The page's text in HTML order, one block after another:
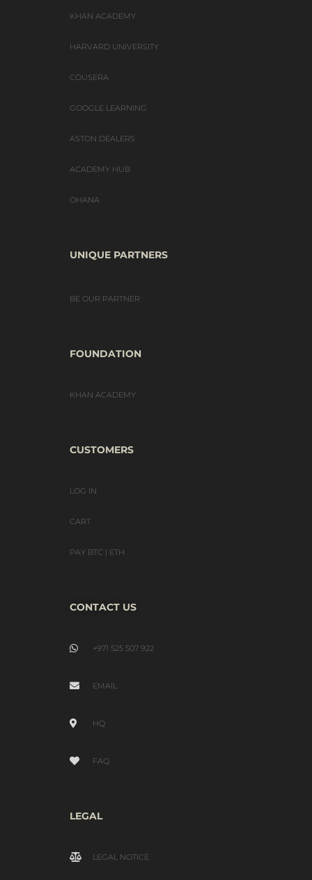
KHAN ACADEMY
HARVARD UNIVERSITY
COUSERA
GOOGLE LEARNING
ASTON DEALERS
ACADEMY HUB
OHANA
UNIQUE PARTNERS
BE OUR PARTNER
FOUNDATION
KHAN ACADEMY
CUSTOMERS
LOG IN
CART
PAY BTC | ETH
CONTACT US
+971 525 507 922
EMAIL
HQ
FAQ
LEGAL
LEGAL NOTICE